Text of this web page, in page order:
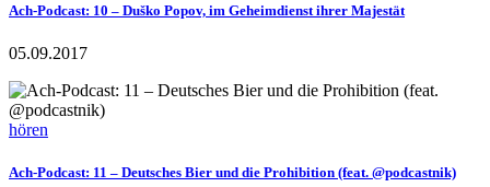
Ach-Podcast: 10 – Duško Popov, im Geheimdienst ihrer Majestät
05.09.2017
hören
Ach-Podcast: 11 – Deutsches Bier und die Prohibition (feat. @podcastnik)